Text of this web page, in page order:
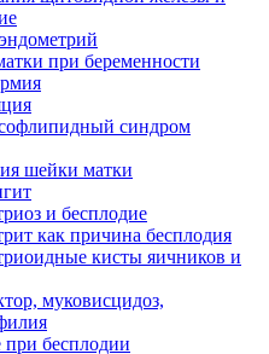
при беременности
синдром
шейки матки
и бесплодие
как причина бесплодия
кисты яичников и
муковисцидоз,
при бесплодии